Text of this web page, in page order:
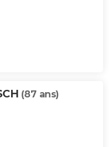
(87 ans)